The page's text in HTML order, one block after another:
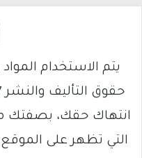
انتهاك حقك، بصفتك
التي تظهر على